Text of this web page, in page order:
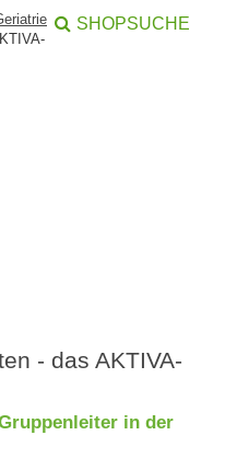
SHOPSUCHE
- das AKTIVA-
in der